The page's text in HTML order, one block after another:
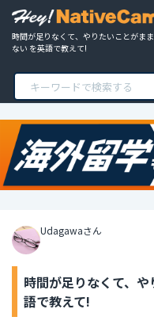
時間が足りなくて、やりたいことがま
ない を英語で教えて!
Udagawaさん
時間が足りなくて、
語で教えて!